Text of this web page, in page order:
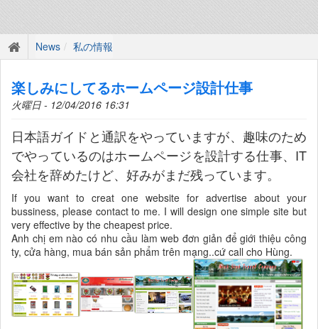
News 私の情報
楽しみにしてるホームページ設計仕事
火曜日 - 12/04/2016 16:31
日本語ガイドと通訳をやっていますが、趣味のため
でやっているのはホームページを設計する仕事、IT
会社を辞めたけど、好みがまだ残っています。
If you want to creat one website for advertise about your
bussiness, please contact to me. I will design one simple site but
very effective by the cheapest price.
Anh chị em nào có nhu cầu làm web đơn giản để giới thiệu công
ty, cửa hàng, mua bán sản phẩm trên mạng..cứ call cho Hùng.